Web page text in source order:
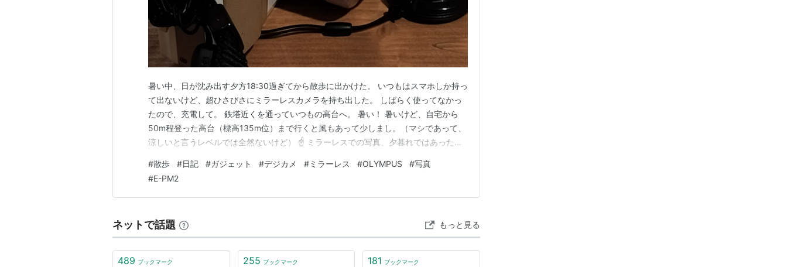
暑い中、日が沈み出す夕方18:30過ぎてから散歩に出かけた。 いつもはスマホしか持っ
て出ないけど、超ひさびさにミラーレスカメラを持ち出した。 しばらく使ってなかっ
たので、充電して。 鉄塔近くを通っていつもの高台へ。 暑い！ 暑いけど、自宅から
50m程登った高台（標高135m位）まで行くと風もあって少しまし。（マシであって、
涼しいと言うレベルでは全然ないけど） ☝ ミラーレスでの写真、夕暮れではあったけ
もう少しちゃんと撮ればよかった。 ちなみに、持って行ったカメラは「OLYMPUS
PEN mini E-PM2」10年…
#散歩 #日記 #ガジェット #デジカメ #ミラーレス #OLYMPUS #写真
#E-PM2
ネットで話題 もっと見る
489 ブックマーク 255 ブックマーク 181 ブックマーク